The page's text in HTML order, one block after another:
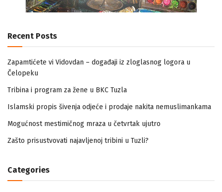
Recent Posts
Zapamtićete vi Vidovdan – događaji iz zloglasnog logora u
Čelopeku
Tribina i program za žene u BKC Tuzla
Islamski propis šivenja odjeće i prodaje nakita nemuslimankama
Mogućnost mestimičnog mraza u četvrtak ujutro
Zašto prisustvovati najavljenoj tribini u Tuzli?
Categories